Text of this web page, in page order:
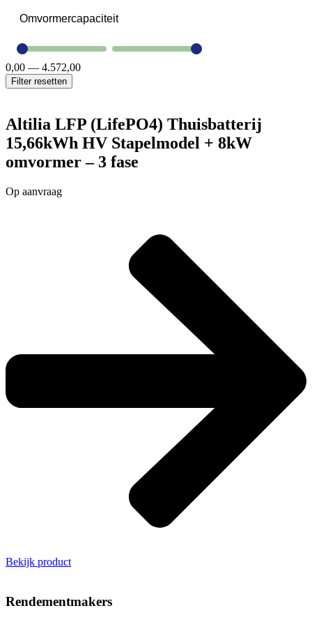
0,00 — 4.572,00
Filter resetten
Altilia LFP (LifePO4) Thuisbatterij
15,66kWh HV Stapelmodel + 8kW
omvormer – 3 fase
Op aanvraag
Bekijk product
Rendementmakers